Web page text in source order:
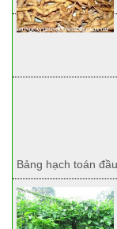
Bảng hạch toán